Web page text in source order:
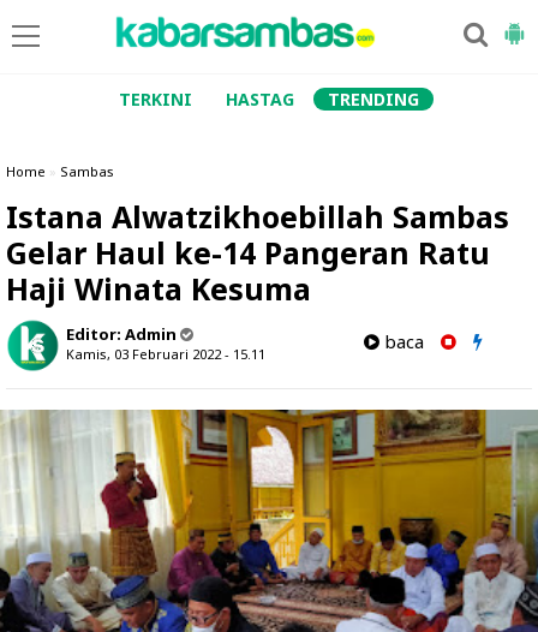
TERKINI HASTAG TRENDING
Home » Sambas
Istana Alwatzikhoebillah Sambas
Gelar Haul ke-14 Pangeran Ratu
Haji Winata Kesuma
Editor: Admin
Kamis, 03 Februari 2022 - 15.11
baca